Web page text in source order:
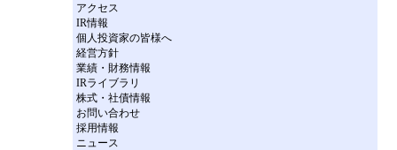
アクセス
IR情報
個人投資家の皆様へ
経営方針
業績・財務情報
IRライブラリ
株式・社債情報
お問い合わせ
採用情報
ニュース